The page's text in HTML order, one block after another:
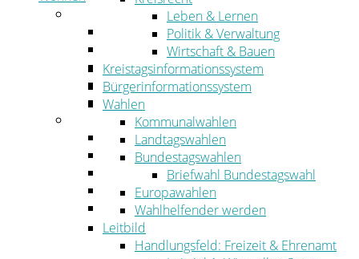
Migration
Schulen, Bildung, Sport und Kultur
Soziales
Gesundheit
Jugend, Familie und Senioren
Bauen und Planen
Abfall
Umwelt
Ordnung
Leben & Lernen
Politik & Verwaltung
Wirtschaft & Bauen
Kreistagsinformationssystem
Bürgerinformationssystem
Wahlen
Kommunalwahlen
Landtagswahlen
Bundestagswahlen
Briefwahl Bundestagswahl
Europawahlen
Wahlhelfender werden
Leitbild
Handlungsfeld: Freizeit & Ehrenamt